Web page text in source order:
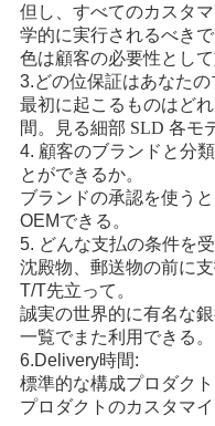
但し、すべてのカスタ
学的に実行されるべきで
色は顧客の必要性とし
3.どの位保証はあなたの
最初に起こるものはど
間。見る細部 SLD 各モ
4. 顧客のブランドと分
とができるか。
ブランドの承認を使う
OEMできる。
5. どんな支払の条件を受
沈殿物、郵送物の前に
T/T先立って。
誠実の世界的に有名な
一覧でまた利用できる。
6.Delivery時間:
標準的な構成プロダク
プロダクトのカスタマ